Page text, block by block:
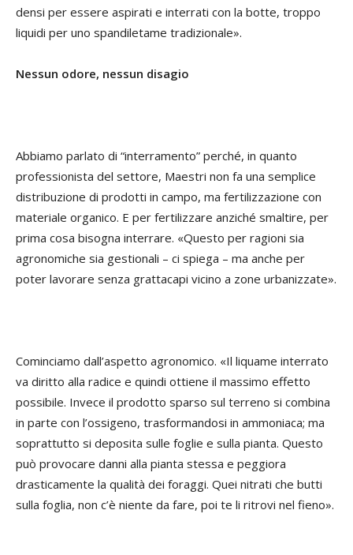
densi per essere aspirati e interrati con la botte, troppo
liquidi per uno spandiletame tradizionale».
Nessun odore, nessun disagio
Abbiamo parlato di “interramento” perché, in quanto
professionista del settore, Maestri non fa una semplice
distribuzione di prodotti in campo, ma fertilizzazione con
materiale organico. E per fertilizzare anziché smaltire, per
prima cosa bisogna interrare. «Questo per ragioni sia
agronomiche sia gestionali – ci spiega – ma anche per
poter lavorare senza grattacapi vicino a zone urbanizzate».
Cominciamo dall’aspetto agronomico. «Il liquame interrato
va diritto alla radice e quindi ottiene il massimo effetto
possibile. Invece il prodotto sparso sul terreno si combina
in parte con l’ossigeno, trasformandosi in ammoniaca; ma
soprattutto si deposita sulle foglie e sulla pianta. Questo
può provocare danni alla pianta stessa e peggiora
drasticamente la qualità dei foraggi. Quei nitrati che butti
sulla foglia, non c’è niente da fare, poi te li ritrovi nel fieno».